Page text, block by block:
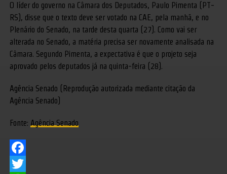
O líder do governo na Câmara dos Deputados, Paulo Pimenta (PT-
RS), disse que o texto deve ser votado na CAE, pela manhã, e no
Plenário do Senado, na tarde desta quarta (27). Como vai ser
alterada no Senado, a matéria precisa ser novamente analisada na
Câmara. Segundo Pimenta, a expectativa é que o projeto seja
aprovado pelos deputados já na quinta-feira (28).
Agência Senado (Reprodução autorizada mediante citação da
Agência Senado)
Fonte: Agência Senado
Facebook